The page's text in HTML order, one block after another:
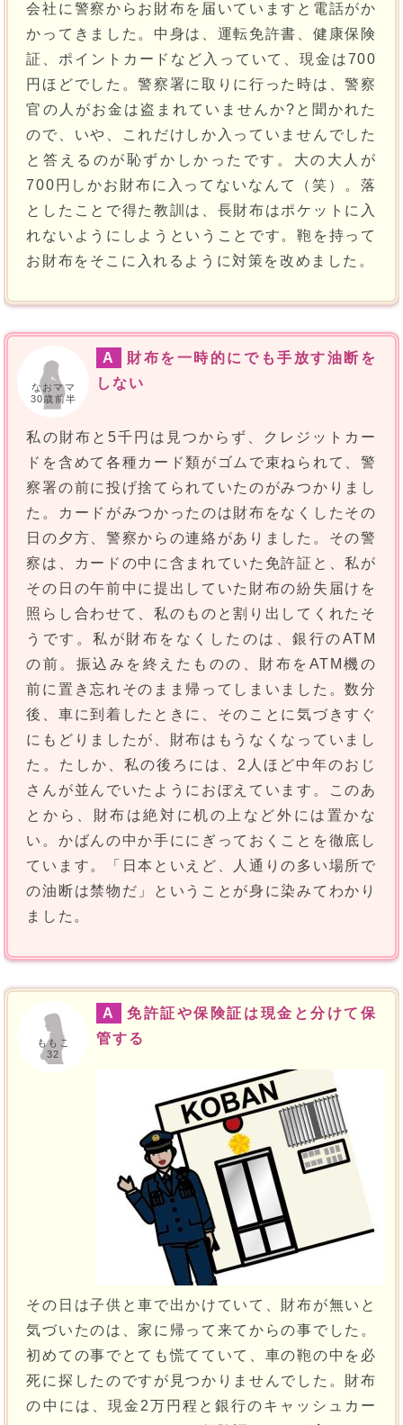
会社に警察からお財布を届いていますと電話がか
かってきました。中身は、運転免許書、健康保険
証、ポイントカードなど入っていて、現金は700
円ほどでした。警察署に取りに行った時は、警察
官の人がお金は盗まれていませんか?と聞かれた
ので、いや、これだけしか入っていませんでした
と答えるのが恥ずかしかったです。大の大人が
700円しかお財布に入ってないなんて（笑）。落
としたことで得た教訓は、長財布はポケットに入
れないようにしようということです。鞄を持って
お財布をそこに入れるように対策を改めました。
なおママ
30歳前半
A
財布を一時的にでも手放す油断を
しない
私の財布と5千円は見つからず、クレジットカー
ドを含めて各種カード類がゴムで束ねられて、警
察署の前に投げ捨てられていたのがみつかりまし
た。カードがみつかったのは財布をなくしたその
日の夕方、警察からの連絡がありました。その警
察は、カードの中に含まれていた免許証と、私が
その日の午前中に提出していた財布の紛失届けを
照らし合わせて、私のものと割り出してくれたそ
うです。私が財布をなくしたのは、銀行のATM
の前。振込みを終えたものの、財布をATM機の
前に置き忘れそのまま帰ってしまいました。数分
後、車に到着したときに、そのことに気づきすぐ
にもどりましたが、財布はもうなくなっていまし
た。たしか、私の後ろには、2人ほど中年のおじ
さんが並んでいたようにおぼえています。このあ
とから、財布は絶対に机の上など外には置かな
い。かばんの中か手ににぎっておくことを徹底し
ています。「日本といえど、人通りの多い場所で
の油断は禁物だ」ということが身に染みてわかり
ました。
ももこ
32
A
免許証や保険証は現金と分けて保
管する
その日は子供と車で出かけていて、財布が無いと
気づいたのは、家に帰って来てからの事でした。
初めての事でとても慌てていて、車の鞄の中を必
死に探したのですが見つかりませんでした。財布
の中には、現金2万円程と銀行のキャッシュカー